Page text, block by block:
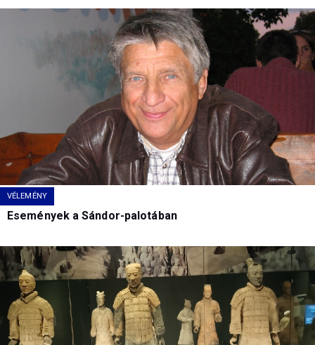
VÉLEMÉNY
Események a Sándor-palotában